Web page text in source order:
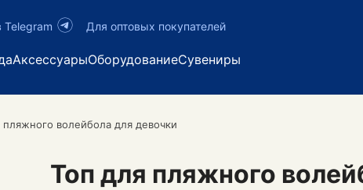
Для оптовых покупателей
АксессуарыОборудованиеСувениры
пляжного волейбола для девочки
Топ для пляжного